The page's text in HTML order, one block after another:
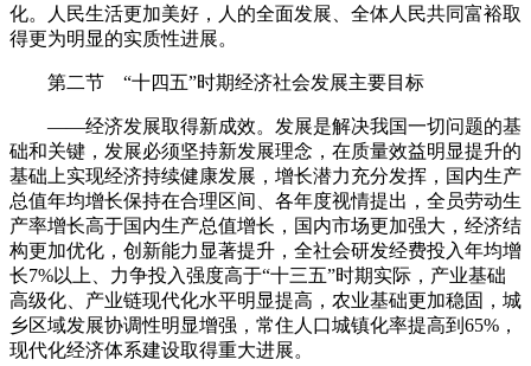
化。人民生活更加美好，人的全面发展、全体人民共同富裕取
得更为明显的实质性进展。
第二节 “十四五”时期经济社会发展主要目标
——经济发展取得新成效。发展是解决我国一切问题的基
础和关键，发展必须坚持新发展理念，在质量效益明显提升的
基础上实现经济持续健康发展，增长潜力充分发挥，国内生产
总值年均增长保持在合理区间、各年度视情提出，全员劳动生
产率增长高于国内生产总值增长，国内市场更加强大，经济结
构更加优化，创新能力显著提升，全社会研发经费投入年均增
长7%以上、力争投入强度高于“十三五”时期实际，产业基础
高级化、产业链现代化水平明显提高，农业基础更加稳固，城
乡区域发展协调性明显增强，常住人口城镇化率提高到65%，
现代化经济体系建设取得重大进展。